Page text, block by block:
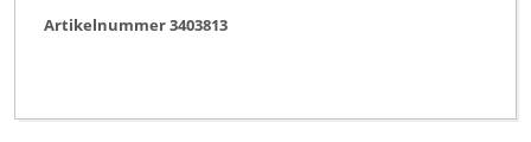
Artikelnummer 3403813